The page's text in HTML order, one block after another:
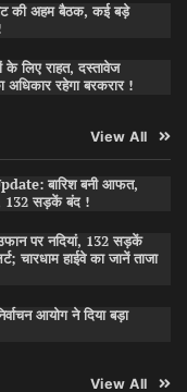
की अहम बैठक, कई बड़े
लिए राहत, दस्तावेज
अधिकार रहेगा बरकरार !
View All
बारिश बनी आफत,
132 सड़कें बंद !
पर नदियां, 132 सड़कें
चारधाम हाईवे का जानें ताजा
आयोग ने दिया बड़ा
View All